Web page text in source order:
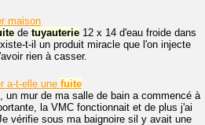
maison
de tuyauterie 12 x 14 d'eau froide dans
t-il un produit miracle que l'on injecte
rien à casser.
a-t-elle une fuite
mur de ma salle de bain a commencé à
la VMC fonctionnait et de plus j'ai
vérifie sous ma baignoire sil y avait une